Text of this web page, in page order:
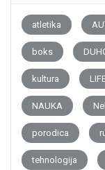
atletika
boks
kultura
NAUKA
porodica
tehnologija